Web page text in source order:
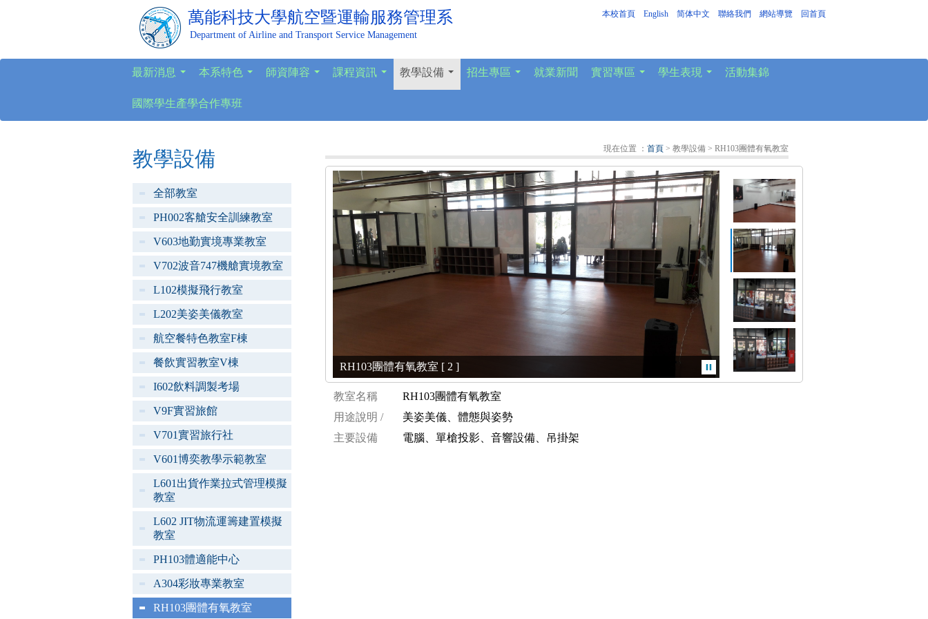
萬能科技大學航空暨運輸服務管理系
Department of Airline and Transport Service Management
本校首頁 English 简体中文 聯絡我們 網站導覽 回首頁
最新消息 本系特色 師資陣容 課程資訊 教學設備 招生專區 就業新聞 實習專區 學生表現 活動集錦
國際學生產學合作專班
教學設備
全部教室
PH002客艙安全訓練教室
V603地勤實境專業教室
V702波音747機艙實境教室
L102模擬飛行教室
L202美姿美儀教室
航空餐特色教室F棟
餐飲實習教室V棟
I602飲料調製考場
V9F實習旅館
V701實習旅行社
V601博奕教學示範教室
L601出貨作業拉式管理模擬
教室
L602 JIT物流運籌建置模擬
教室
PH103體適能中心
A304彩妝專業教室
RH103團體有氧教室
現在位置 ： 首頁 > 教學設備 > RH103團體有氧教室
RH103團體有氧教室 [ 2 ]
教室名稱
RH103團體有氧教室
用途說明 /
美姿美儀、體態與姿勢
主要設備
電腦、單槍投影、音響設備、吊掛架